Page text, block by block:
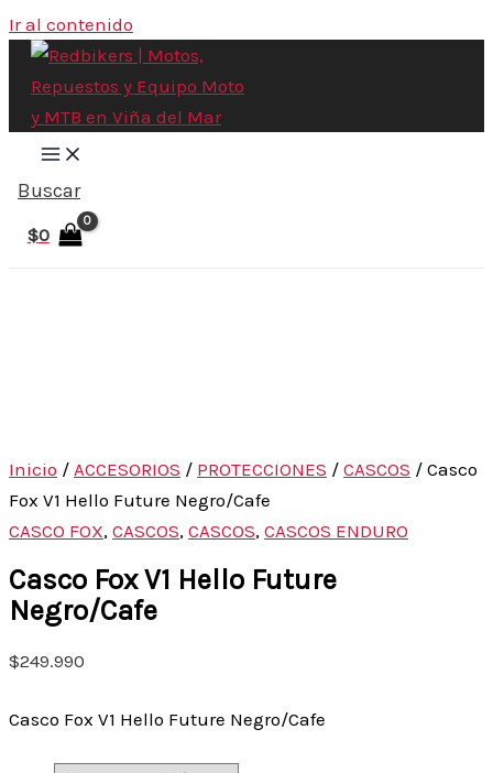
Ir al contenido
Buscar
$0
Inicio / ACCESORIOS / PROTECCIONES / CASCOS / Casco
Fox V1 Hello Future Negro/Cafe
CASCO FOX, CASCOS, CASCOS, CASCOS ENDURO
Casco Fox V1 Hello Future
Negro/Cafe
$249.990
Casco Fox V1 Hello Future Negro/Cafe